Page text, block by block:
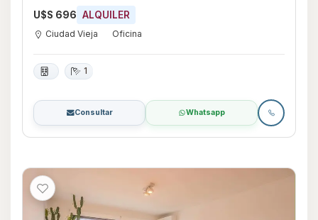
U$S 696 ALQUILER
Ciudad Vieja Oficina
1
Consultar Whatsapp